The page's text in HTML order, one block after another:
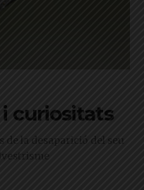
curiositats
de la desaparició del seu